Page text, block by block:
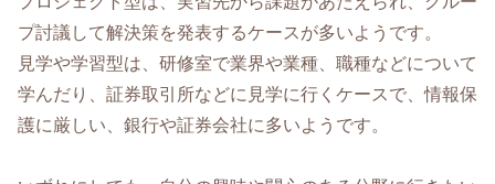
プ討議して解決策を発表するケースが多いようです。
見学や学習型は、研修室で業界や業種、職種などについて
学んだり、証券取引所などに見学に行くケースで、情報保
護に厳しい、銀行や証券会社に多いようです。